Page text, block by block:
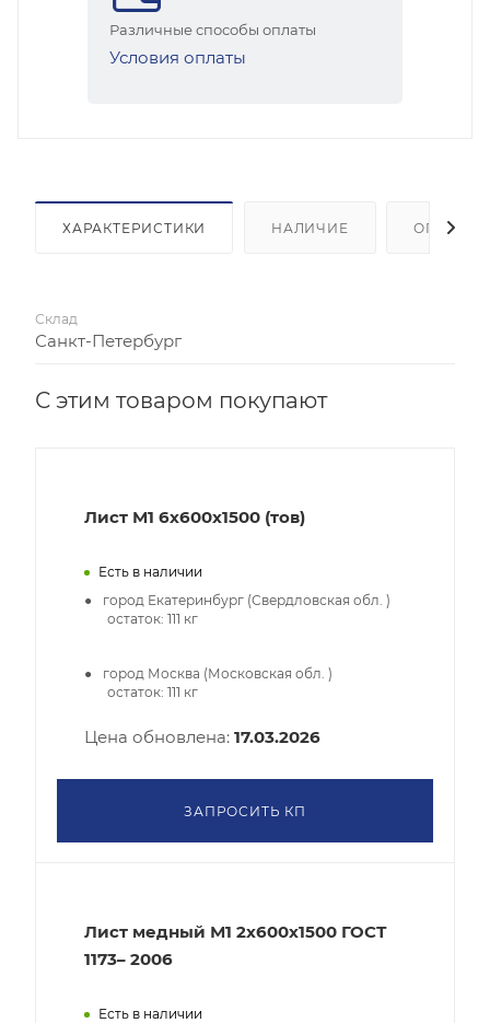
Различные способы оплаты
Условия оплаты
ХАРАКТЕРИСТИКИ НАЛИЧИЕ ОПЛАТА
Склад
Санкт-Петербург
С этим товаром покупают
Лист М1 6х600х1500 (тов)
Есть в наличии
город Екатеринбург (Свердловская обл. )
остаток: 111 кг
город Москва (Московская обл. )
остаток: 111 кг
Цена обновлена: 17.03.2026
ЗАПРОСИТЬ КП
Лист медный М1 2х600х1500 ГОСТ
1173– 2006
Есть в наличии